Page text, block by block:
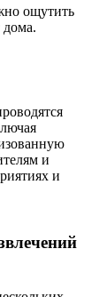
ощутить
дома.
и
и